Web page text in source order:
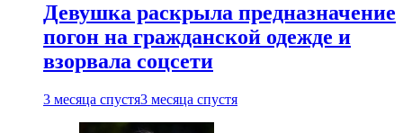
Девушка раскрыла предназначение
погон на гражданской одежде и
взорвала соцсети
3 месяца спустя3 месяца спустя